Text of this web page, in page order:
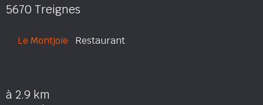
5670 Treignes
Le Montjoie Restaurant
à 2.9 km